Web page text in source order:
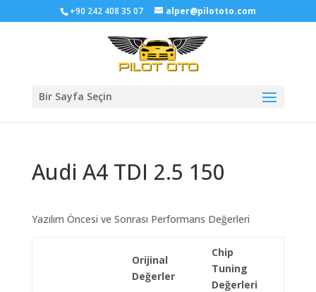
+90 242 408 35 07 alper@pilototo.com
Bir Sayfa Seçin
Audi A4 TDI 2.5 150
Yazılım Öncesi ve Sonrası Performans Değerleri
Orijinal
Değerler
Chip
Tuning
Değerleri